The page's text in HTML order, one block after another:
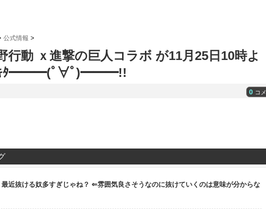
公式情報 >
行動 ｘ進撃の巨人コラボ が11月25日10時よ
ｷﾀ━━━(ﾟ∀ﾟ)━━━!!
0 コメ
最近抜ける奴多すぎじゃね？ ⇐雰囲気良さそうなのに抜けていくのは意味が分からな